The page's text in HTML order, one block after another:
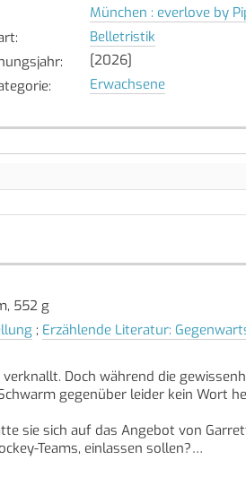
München : everlove by
:
Belletristik
:
[2026]
: Erwachsene
552 g
; Erzählende Literatur:
verknallt. Doch während die
gegenüber leider kein Wort
sie sich auf das Angebot von
Teams, einlassen sollen?